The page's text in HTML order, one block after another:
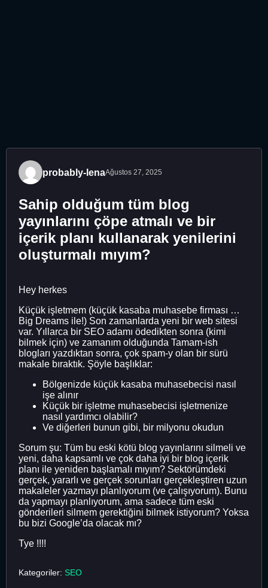
probably-lenaAğustos 27, 2025
Sahip olduğum tüm blog
yayınlarını çöpe atmalı ve bir
içerik planı kullanarak yenilerini
oluşturmalı mıyım?
Hey herkes
Küçük işletmem (küçük kasaba muhasebe firması …
Big Dreams ile!) Son zamanlarda yeni bir web sitesi
var. Yıllarca bir SEO adamı ödedikten sonra (kimi
bilmek için) ve zamanım olduğunda Tamam-ish
blogları yazdıktan sonra, çok spam-y olan bir sürü
makale bıraktık. Şöyle başlıklar:
Bölgenizde küçük kasaba muhasebecisi nasıl
işe alınır
Küçük bir işletme muhasebecisi işletmenize
nasıl yardımcı olabilir?
Ve diğerleri bunun gibi, bir milyonu okudun
Sorum şu: Tüm bu eski kötü blog yayınlarını silmeli ve
yeni, daha kapsamlı ve çok daha iyi bir blog içerik
planı ile yeniden başlamalı mıyım? Sektörümdeki
gerçek, yararlı ve gerçek sorunları gerçekleştiren uzun
makaleler yazmayı planlıyorum (ve çalışıyorum). Bunu
da yapmayı planlıyorum, ama sadece tüm eski
gönderileri silmem gerektiğini bilmek istiyorum? Yoksa
bu bizi Google’da olacak mı?
Tye !!!!
Kategoriler: SEO